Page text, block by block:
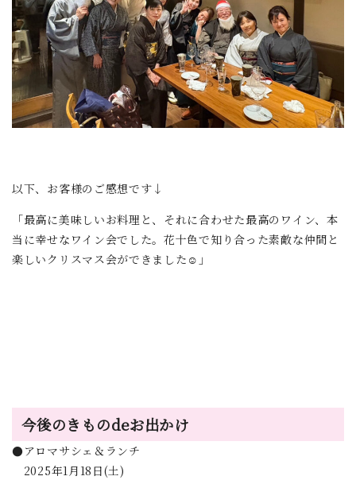
以下、お客様のご感想です↓
「最高に美味しいお料理と、それに合わせた最高のワイン、本
当に幸せなワイン会でした。花十色で知り合った素敵な仲間と
楽しいクリスマス会ができました☺️」
今後のきものdeお出かけ
●アロマサシェ＆ランチ
2025年1月18日(土)